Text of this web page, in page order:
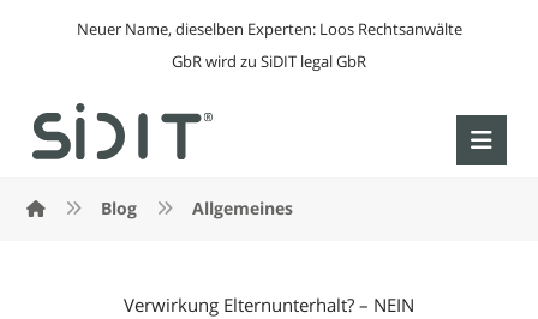
Neuer Name, dieselben Experten: Loos Rechtsanwälte
GbR wird zu SiDIT legal GbR
Blog Allgemeines
Verwirkung Elternunterhalt? – NEIN